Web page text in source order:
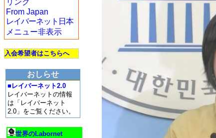
リンク
From Japan
レイバーネット日本
メニュー非表示
入会希望者はこちらへ
おしらせ
■レイバーネット2.0
レイバーネットの情報
は「レイバーネット
2.0」をご覧ください。
世界のLabornet